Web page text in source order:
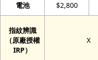
電池 $2,800
指紋辨識
（原廠授權
IRP）
X